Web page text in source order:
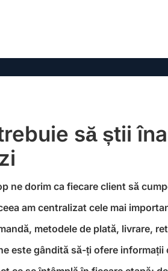
să știi
ne dorim ca fiecare client să
am centralizat cele mai
metodele de plată, livrare,
este gândită să-ți ofere informații